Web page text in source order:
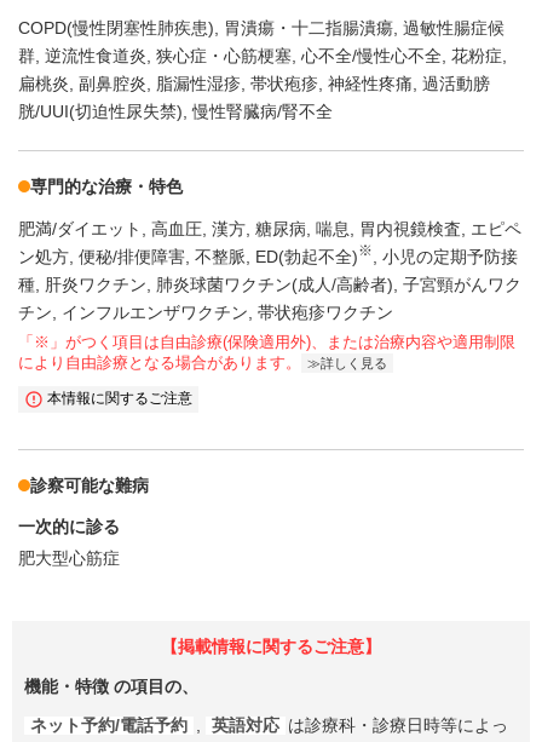
COPD(慢性閉塞性肺疾患) 胃潰瘍・十二指腸潰瘍 過敏性腸症候
群 逆流性食道炎 狭心症・心筋梗塞 心不全/慢性心不全 花粉症
扁桃炎 副鼻腔炎 脂漏性湿疹 帯状疱疹 神経性疼痛 過活動膀
胱/UUI(切迫性尿失禁) 慢性腎臓病/腎不全
専門的な治療・特色
肥満/ダイエット 高血圧 漢方 糖尿病 喘息 胃内視鏡検査
エピペ
ン処方 便秘/排便障害 不整脈 ED(勃起不全)※
小児の定期予防接
種
肝炎ワクチン 肺炎球菌ワクチン(成人/高齢者) 子宮頸がんワク
チン
インフルエンザワクチン 帯状疱疹ワクチン
「※」がつく項目は自由診療(保険適用外)、または治療内容や適用制限
により自由診療となる場合があります。
詳しく見る
本情報に関するご注意
診察可能な難病
一次的に診る
肥大型心筋症
【掲載情報に関するご注意】
機能・特徴 の項目の、
ネット予約/電話予約 , 英語対応 は診療科・診療日時等によっ